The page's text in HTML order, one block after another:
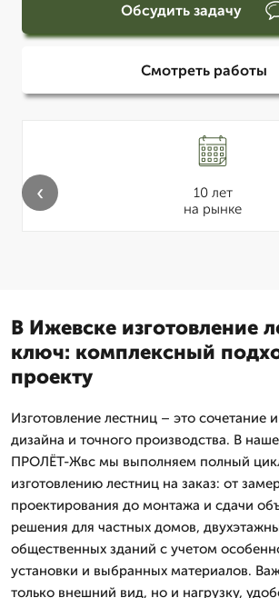
Обсудить задачу
Смотреть работы
10 лет
на рынке
‹
В Ижевске изготовление
ключ: комплексный
проекту
Изготовление лестниц – это сочетание
дизайна и точного производства. В
ПРОЛЁТ-Жвс мы выполняем полный
изготовлению лестниц на заказ: от
проектирования до монтажа и сдачи
решения для частных домов,
общественных зданий с учетом
установки и выбранных материалов.
только внешний вид, но и нагрузку,